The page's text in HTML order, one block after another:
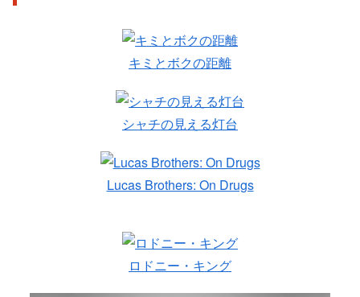
キミとボクの距離
シャチの見える灯台
Lucas Brothers: On Drugs
ロドニー・キング